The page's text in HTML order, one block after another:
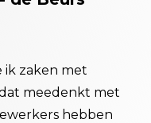
ik zaken met
meedenkt met
hebben